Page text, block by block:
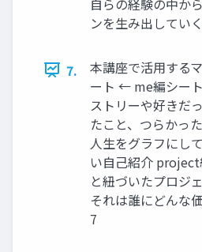
ンを生み出していく
7.
本講座で活用する
ート ← me編シー
ストリーや好きだ
たこと、つらかっ
人生をグラフにし
い自己紹介
と紐づいたプロジ
それは誰にどんな
7